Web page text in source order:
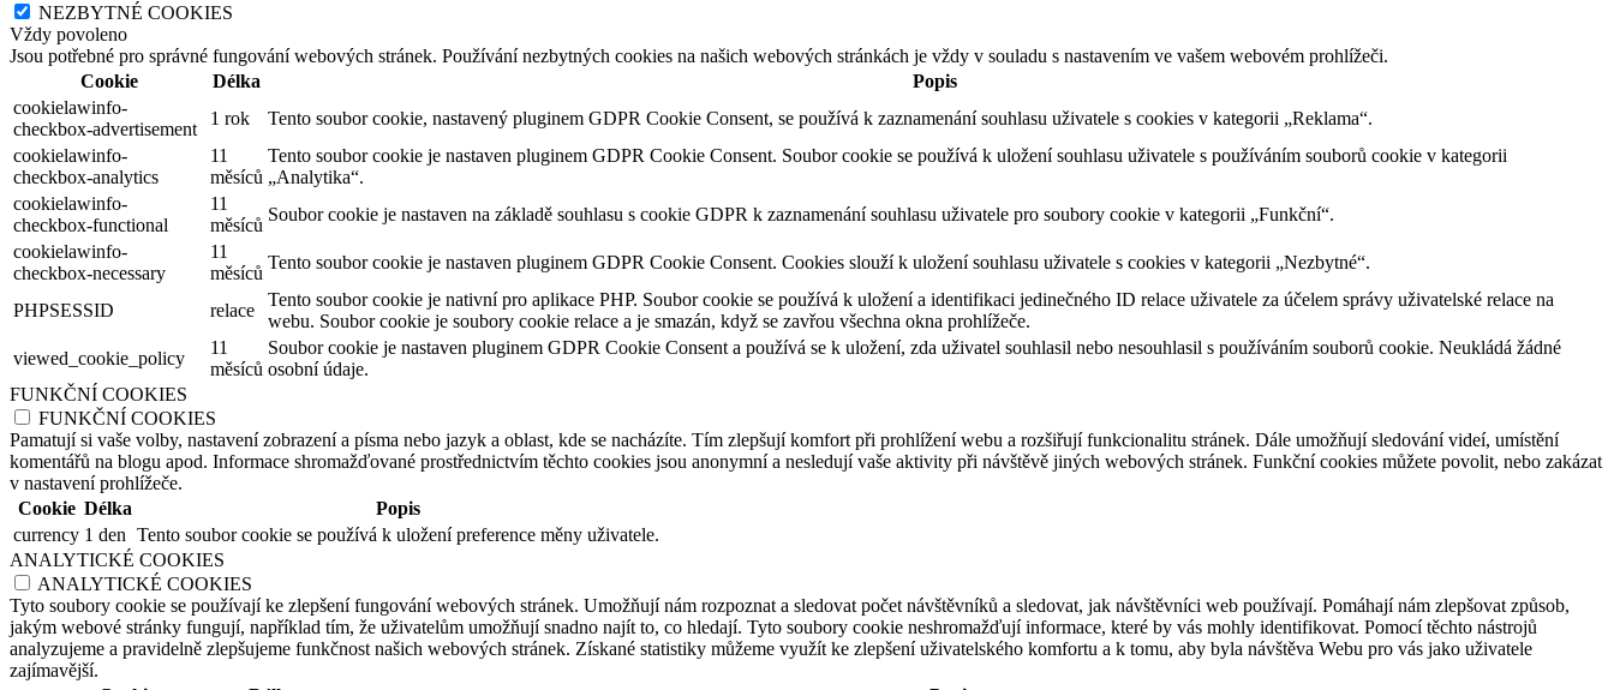
NEZBYTNÉ COOKIES
Vždy povoleno
Jsou potřebné pro správné fungování webových stránek. Používání nezbytných cookies na našich webových stránkách je vždy v souladu s nastavením ve vašem webovém prohlížeči.
Cookie
Délka
Popis
cookielawinfo-
checkbox-advertisement
1 rok
Tento soubor cookie, nastavený pluginem GDPR Cookie Consent, se používá k zaznamenání souhlasu uživatele s cookies v kategorii „Reklama“.
cookielawinfo-
checkbox-analytics
11
měsíců
Tento soubor cookie je nastaven pluginem GDPR Cookie Consent. Soubor cookie se používá k uložení souhlasu uživatele s používáním souborů cookie v kategorii
„Analytika“.
cookielawinfo-
checkbox-functional
11
měsíců
Soubor cookie je nastaven na základě souhlasu s cookie GDPR k zaznamenání souhlasu uživatele pro soubory cookie v kategorii „Funkční“.
cookielawinfo-
checkbox-necessary
11
měsíců
Tento soubor cookie je nastaven pluginem GDPR Cookie Consent. Cookies slouží k uložení souhlasu uživatele s cookies v kategorii „Nezbytné“.
PHPSESSID relace
Tento soubor cookie je nativní pro aplikace PHP. Soubor cookie se používá k uložení a identifikaci jedinečného ID relace uživatele za účelem správy uživatelské relace na
webu. Soubor cookie je soubory cookie relace a je smazán, když se zavřou všechna okna prohlížeče.
viewed_cookie_policy
11
měsíců
Soubor cookie je nastaven pluginem GDPR Cookie Consent a používá se k uložení, zda uživatel souhlasil nebo nesouhlasil s používáním souborů cookie. Neukládá žádné
osobní údaje.
FUNKČNÍ COOKIES
FUNKČNÍ COOKIES
Pamatují si vaše volby, nastavení zobrazení a písma nebo jazyk a oblast, kde se nacházíte. Tím zlepšují komfort při prohlížení webu a rozšiřují funkcionalitu stránek. Dále umožňují sledování videí, umístění
komentářů na blogu apod. Informace shromažďované prostřednictvím těchto cookies jsou anonymní a nesledují vaše aktivity při návštěvě jiných webových stránek. Funkční cookies můžete povolit, nebo zakázat
v nastavení prohlížeče.
Cookie Délka
Popis
currency 1 den Tento soubor cookie se používá k uložení preference měny uživatele.
ANALYTICKÉ COOKIES
ANALYTICKÉ COOKIES
Tyto soubory cookie se používají ke zlepšení fungování webových stránek. Umožňují nám rozpoznat a sledovat počet návštěvníků a sledovat, jak návštěvníci web používají. Pomáhají nám zlepšovat způsob,
jakým webové stránky fungují, například tím, že uživatelům umožňují snadno najít to, co hledají. Tyto soubory cookie neshromažďují informace, které by vás mohly identifikovat. Pomocí těchto nástrojů
analyzujeme a pravidelně zlepšujeme funkčnost našich webových stránek. Získané statistiky můžeme využít ke zlepšení uživatelského komfortu a k tomu, aby byla návštěva Webu pro vás jako uživatele
zajímavější.